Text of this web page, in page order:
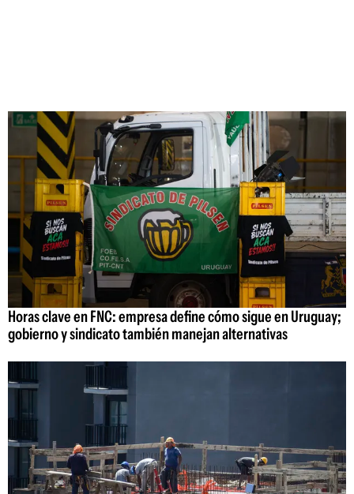
Horas clave en FNC: empresa define cómo sigue en Uruguay;
gobierno y sindicato también manejan alternativas